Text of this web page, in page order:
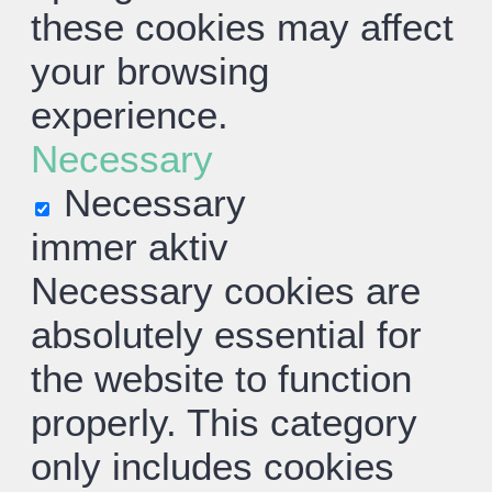
these cookies may affect
your browsing
experience.
Necessary
Necessary
immer aktiv
Necessary cookies are
absolutely essential for
the website to function
properly. This category
only includes cookies